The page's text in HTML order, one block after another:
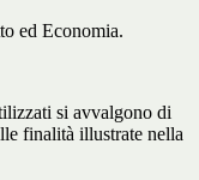
ed Economia.
si avvalgono di
finalità illustrate nella